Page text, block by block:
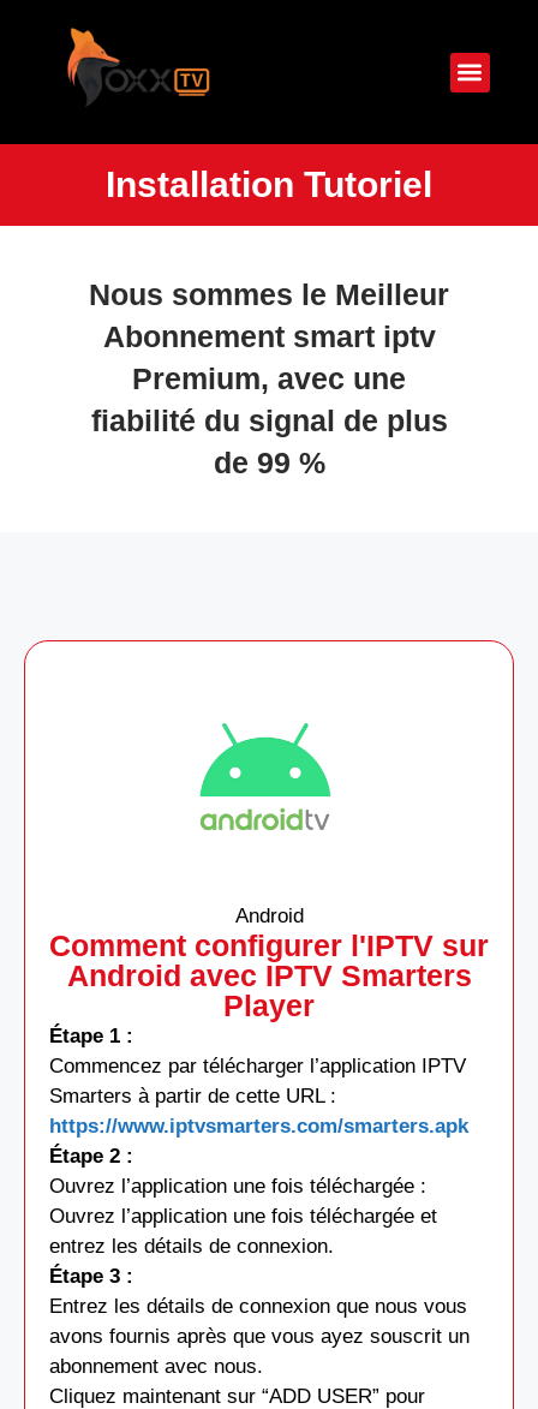
Installation Tutoriel
Nous sommes le Meilleur
Abonnement smart iptv
Premium, avec une
fiabilité du signal de plus
de 99 %
Android
Comment configurer l'IPTV sur
Android avec IPTV Smarters
Player
Étape 1 :
Commencez par télécharger l’application IPTV
Smarters à partir de cette URL :
https://www.iptvsmarters.com/smarters.apk
Étape 2 :
Ouvrez l’application une fois téléchargée :
Ouvrez l’application une fois téléchargée et
entrez les détails de connexion.
Étape 3 :
Entrez les détails de connexion que nous vous
avons fournis après que vous ayez souscrit un
abonnement avec nous.
Cliquez maintenant sur “ADD USER” pour